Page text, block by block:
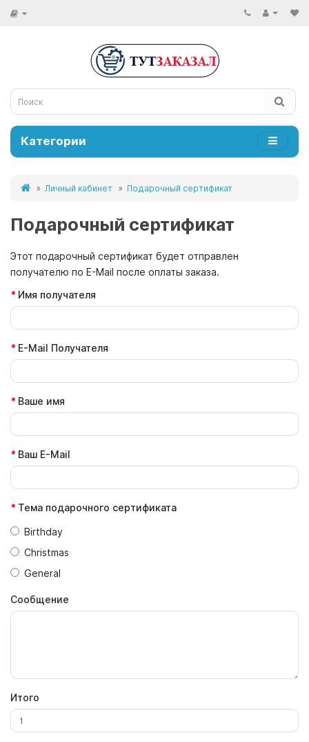
Категории
Личный кабинет Подарочный сертификат
Подарочный сертификат
Этот подарочный сертификат будет отправлен
получателю по E-Mail после оплаты заказа.
Имя получателя
E-Mail Получателя
Ваше имя
Ваш E-Mail
Тема подарочного сертификата
Birthday
Christmas
General
Сообщение
Итого